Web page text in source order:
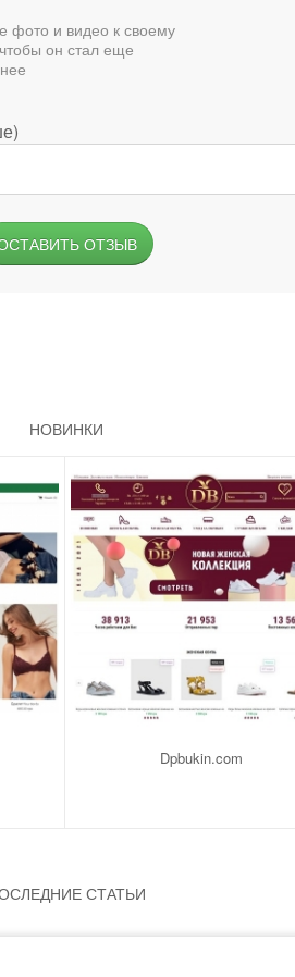
фото и видео к своему
он стал еще
ОТЗЫВ
НОВИНКИ
Dpbukin.com
СТАТЬИ